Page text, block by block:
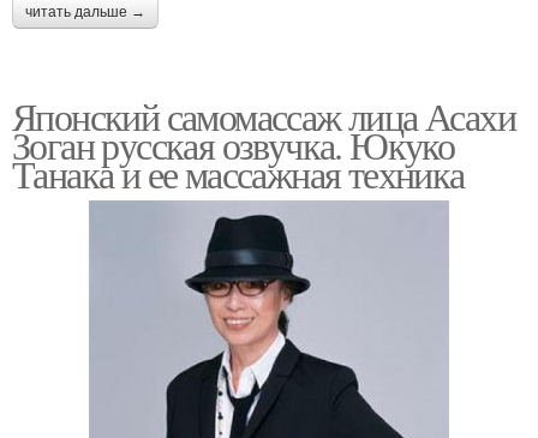
читать дальше →
Японский самомассаж лица Асахи
Зоган русская озвучка. Юкуко
Танака и ее массажная техника